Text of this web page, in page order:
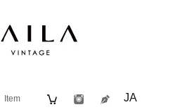
Item JA